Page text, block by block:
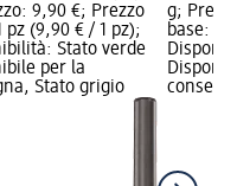
9,90 €; Prezzo
pz (9,90 € / 1 pz);
Stato verde
per la
Stato grigio
g;
base: 1